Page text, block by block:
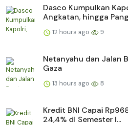
Dasco Kumpulkan
Angkatan, hingga
12 hours ago 9
Netanyahu dan Jalan
Gaza
13 hours ago 8
Kredit BNI Capai
24,4% di Semester I...